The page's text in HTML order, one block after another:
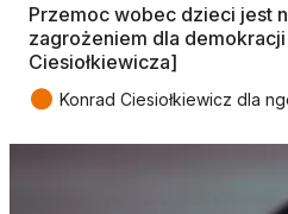
Przemoc wobec dzieci jest
zagrożeniem dla
Ciesiołkiewicza]
● Konrad Ciesiołkiewicz dla